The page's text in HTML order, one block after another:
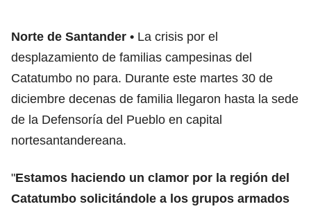
Norte de Santander
La crisis por el
desplazamiento de familias campesinas del
Catatumbo no para. Durante este martes 30 de
diciembre decenas de familia llegaron hasta la sede
de la Defensoría del Pueblo en capital
nortesantandereana.
"Estamos haciendo un clamor por la región del
Catatumbo solicitándole a los grupos armados